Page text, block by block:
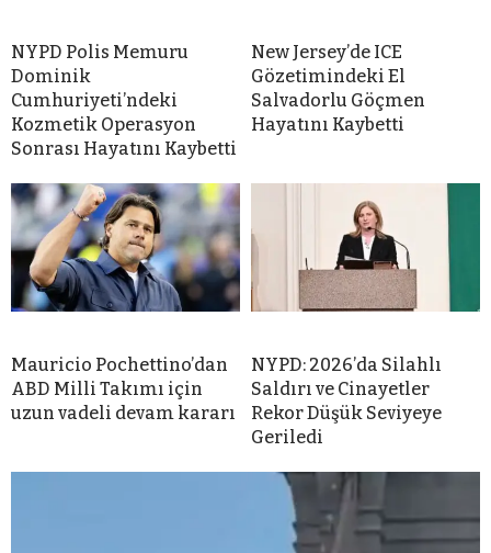
NYPD Polis Memuru
Dominik
Cumhuriyeti’ndeki
Kozmetik Operasyon
Sonrası Hayatını Kaybetti
New Jersey’de ICE
Gözetimindeki El
Salvadorlu Göçmen
Hayatını Kaybetti
Mauricio Pochettino’dan
ABD Milli Takımı için
uzun vadeli devam kararı
NYPD: 2026’da Silahlı
Saldırı ve Cinayetler
Rekor Düşük Seviyeye
Geriledi